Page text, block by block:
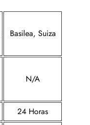
Basilea, Suiza
N/A
24 Horas